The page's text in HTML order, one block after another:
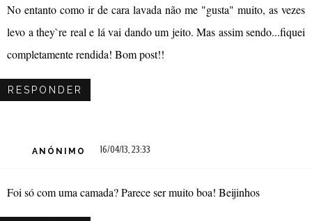
No entanto como ir de cara lavada não me "gusta" muito, as vezes
levo a they`re real e lá vai dando um jeito. Mas assim sendo...fiquei
completamente rendida! Bom post!!
RESPONDER
ANÓNIMO 16/04/13, 23:33
Foi só com uma camada? Parece ser muito boa! Beijinhos